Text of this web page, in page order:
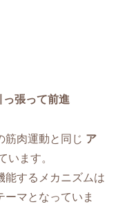
張って前進
筋肉運動と同じ ア
います。
能するメカニズムは
ーマとなっていま